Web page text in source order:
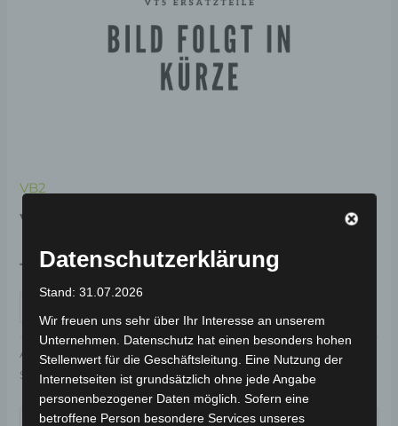
VB2
VB2 PEDALARM LINKS
19,00€ *
Artikelnummer: 3H102-2008A-02 Kategorie: VB2
Schlagwort:Elektrik & Beleuchtung
Garantiert sicherer Checkout
Datenschutzerklärung
Stand: 31.07.2026
Wir freuen uns sehr über Ihr Interesse an unserem
Unternehmen. Datenschutz hat einen besonders hohen
Stellenwert für die Geschäftsleitung. Eine Nutzung der
Internetseiten ist grundsätzlich ohne jede Angabe
personenbezogener Daten möglich. Sofern eine
betroffene Person besondere Services unseres